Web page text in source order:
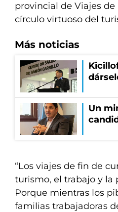
provincial de Viajes de
círculo virtuoso del
Más noticias
Un
“Los viajes de fin de
turismo, el trabajo y la
Porque mientras los
familias trabajadoras